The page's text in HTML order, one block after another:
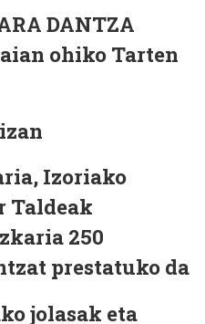
DANTZA
ohiko Tarten
Izoriako
Taldeak
250
prestatuko da
jolasak eta